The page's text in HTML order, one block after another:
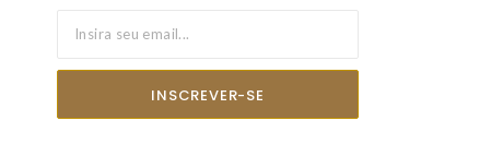
INSCREVER-SE